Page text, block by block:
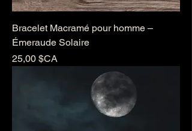
Bracelet Macramé pour homme –
Émeraude Solaire
Prix
25,00 $CA